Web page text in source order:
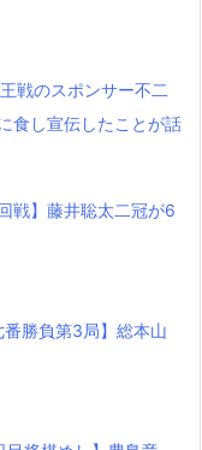
戦のスポンサー不二
食し宣伝したことが話
戦】藤井聡太二冠が6
番勝負第3局】総本山